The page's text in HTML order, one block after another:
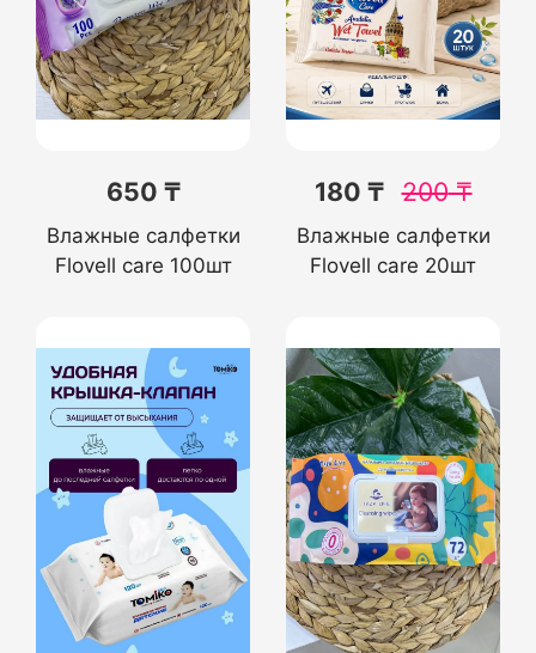
650 ₸
Влажные салфетки
Flovell care 100шт
180 ₸ 200₸
Влажные салфетки
Flovell care 20шт